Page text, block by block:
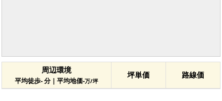
周辺環境
平均徒歩- 分 | 平均地価-万/坪
坪単価 路線価